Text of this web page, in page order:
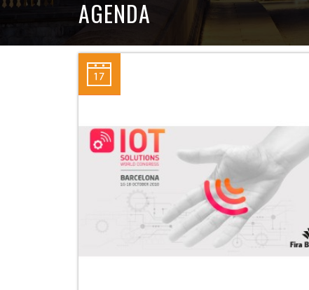
AGENDA